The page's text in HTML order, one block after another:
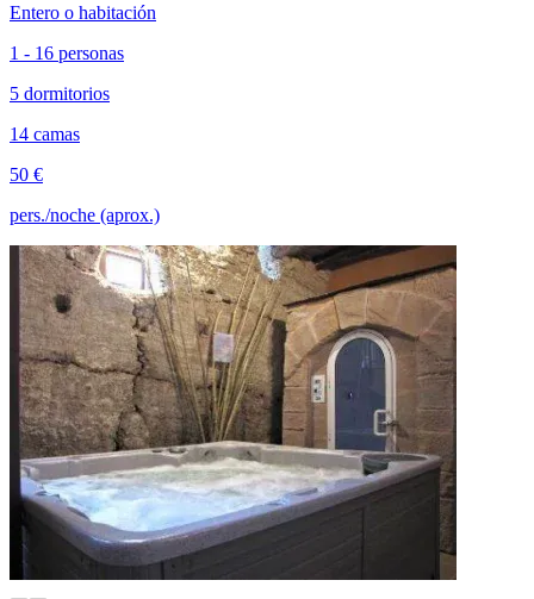
Entero o habitación
1 - 16 personas
5 dormitorios
14 camas
50 €
pers./noche (aprox.)